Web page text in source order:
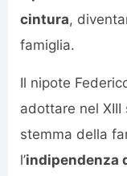
cintura,
famiglia.
Il nipote
adottare nel
stemma della
l’indipendenza